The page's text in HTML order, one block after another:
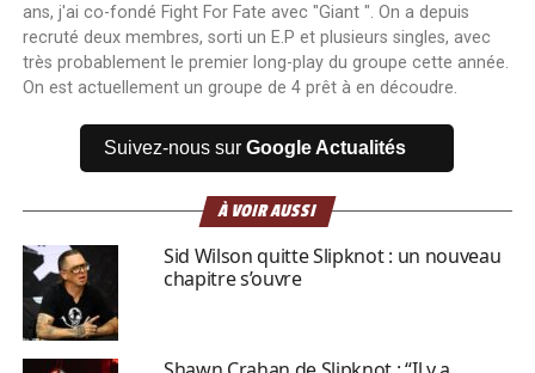
ans, j'ai co-fondé Fight For Fate avec "Giant ". On a depuis
recruté deux membres, sorti un E.P et plusieurs singles, avec
très probablement le premier long-play du groupe cette année.
On est actuellement un groupe de 4 prêt à en découdre.
Suivez-nous surGoogle Actualités
À VOIR AUSSI
Sid Wilson quitte Slipknot : un nouveau
chapitre s’ouvre